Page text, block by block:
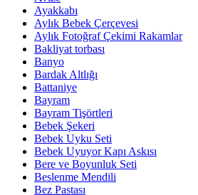
Ayakkabı
Aylık Bebek Çerçevesi
Aylık Fotoğraf Çekimi Rakamlar
Bakliyat torbası
Banyo
Bardak Altlığı
Battaniye
Bayram
Bayram Tişörtleri
Bebek Şekeri
Bebek Uyku Seti
Bebek Uyuyor Kapı Askısı
Bere ve Boyunluk Seti
Beslenme Mendili
Bez Pastası